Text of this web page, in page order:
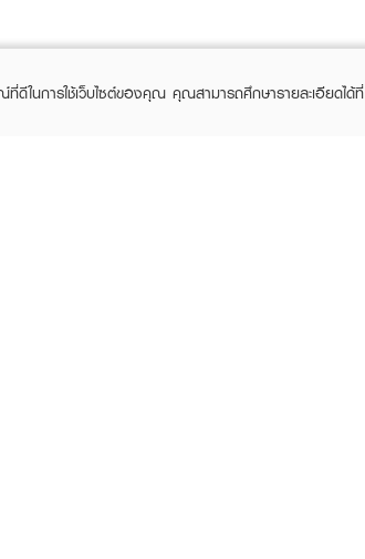
ดีในการใช้เว็บไซต์ของคุณ คุณสามารถศึกษารายละเอียดได้ที่